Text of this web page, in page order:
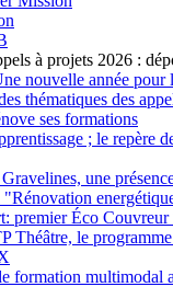
à projets 2026 :
nouvelle année pour
thématiques des
ses formations
; le repère
une
premier Éco Couvreur
Théâtre, le
formation multimodal